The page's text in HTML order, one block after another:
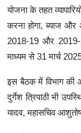
योजना के तहत
करना होगा, ब्याज और
2018-19 और 2019-
माध्यम से 31 मार्च
इस बैठक में विभाग की
दुर्गेश त्रिपाठी भी
यादव, महासचिव